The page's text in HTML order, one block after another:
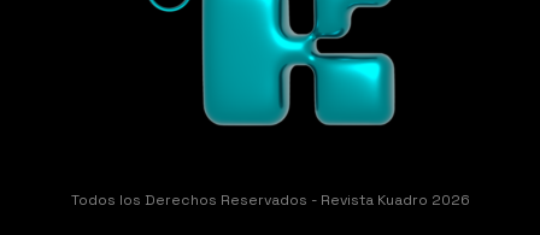
Todos los Derechos Reservados - Revista Kuadro 2026